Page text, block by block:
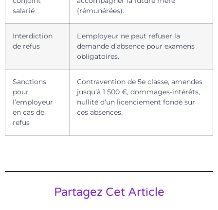
salarié
(rémunérées).
Interdiction
de refus
L’employeur ne peut refuser la
demande d’absence pour examens
obligatoires.
Sanctions
pour
l’employeur
en cas de
refus
Contravention de 5e classe, amendes
jusqu’à 1 500 €, dommages-intérêts,
nullité d’un licenciement fondé sur
ces absences.
Partagez Cet Article